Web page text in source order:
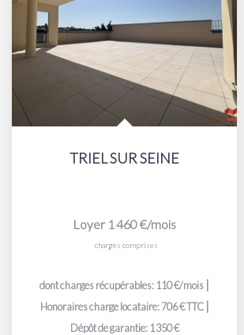
TRIEL SUR SEINE
Loyer 1 460 €/mois
charges comprises
dont charges récupérables: 110 €/mois |
Honoraires charge locataire: 706 € TTC |
Dépôt de garantie: 1 350 €